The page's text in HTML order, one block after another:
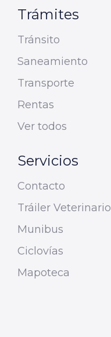
Trámites
Tránsito
Saneamiento
Transporte
Rentas
Ver todos
Servicios
Contacto
Tráiler Veterinario
Munibus
Ciclovías
Mapoteca